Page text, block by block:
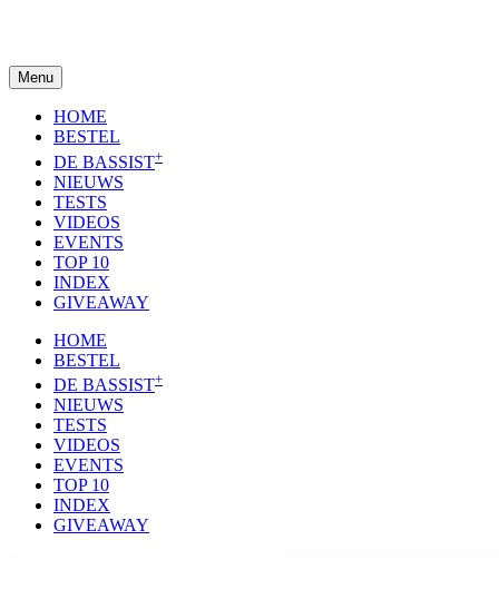
Menu
HOME
BESTEL
DE BASSIST+
NIEUWS
TESTS
VIDEOS
EVENTS
TOP 10
INDEX
GIVEAWAY
HOME
BESTEL
DE BASSIST+
NIEUWS
TESTS
VIDEOS
EVENTS
TOP 10
INDEX
GIVEAWAY